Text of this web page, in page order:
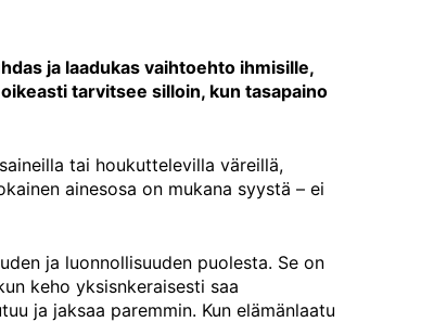
ja laadukas vaihtoehto ihmisille,
tarvitsee silloin, kun tasapaino
tai houkuttelevilla väreillä,
ainesosa on mukana syystä – ei
ja luonnollisuuden puolesta. Se on
keho yksisnkeraisesti saa
ja jaksaa paremmin. Kun elämänlaatu